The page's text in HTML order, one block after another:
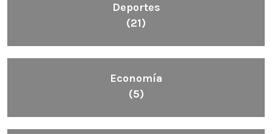
Deportes
(21)
Economía
(5)